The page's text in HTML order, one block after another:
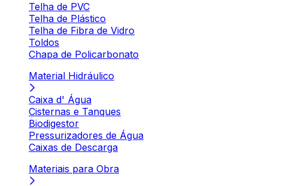
Telha de PVC
Telha de Plástico
Telha de Fibra de Vidro
Toldos
Chapa de Policarbonato
Material Hidráulico
Caixa d' Água
Cisternas e Tanques
Biodigestor
Pressurizadores de Água
Caixas de Descarga
Materiais para Obra